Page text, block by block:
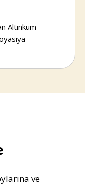
Altınkum
ve